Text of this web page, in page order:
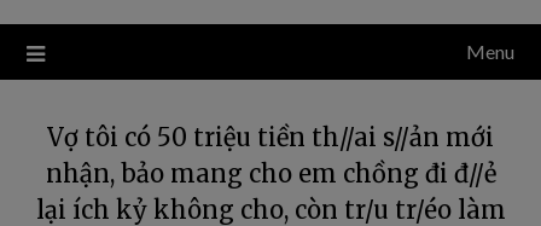
Menu
Vợ tôi có 50 triệu tiền th//ai s//ản mới
nhận, bảo mang cho em chồng đi đ//ẻ
lại ích kỷ không cho, còn tr/u tr/éo làm